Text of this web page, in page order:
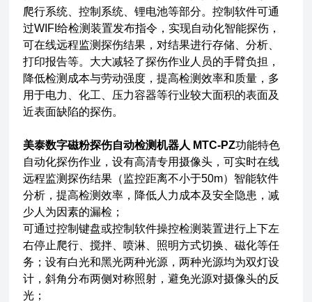
爬行系统、控制系统、锂电池等部分。控制软件可通
过WIFI给检测装置发布指令，实现自动化智能探伤，
可在线远程监测探伤结果，对结果进行存储、分析、
打印报告等。大大减轻了探伤作业人员的手臂负担，
降低检测成本与劳动强度，提高检测效率和质量，多
用于电力、化工、压力容器等行业较大面积的表面及
近表面缺陷的探伤。
美泰数字磁粉探伤自动检测机器人 MTC-PZ功能特色
自动化探伤作业，设有高清专用摄像头，可实时在线
远程监测探伤结果（监控距离不小于50m）智能软件
分析，提高检测效率，降低人力成本及安全隐患，减
少人为因素的漏检；
可通过控制键盘或控制软件操控检测装置进行上下左
右停止爬行、搅拌、喷淋、照明方式切换、磁化等任
务；设有白光和黑光两种光源，两种光源均为双灯设
计，斜角分布两侧对称照射，避免光源对摄像头的反
光；